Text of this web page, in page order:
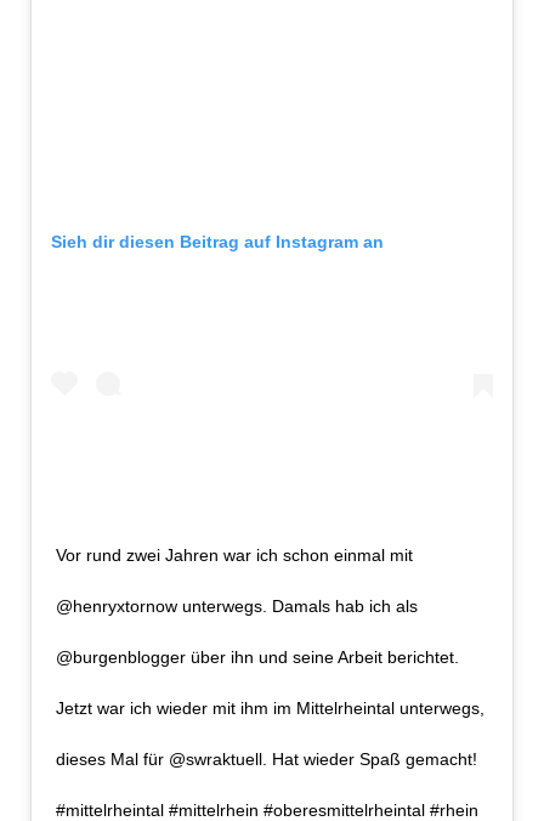
Sieh dir diesen Beitrag auf Instagram an
Vor rund zwei Jahren war ich schon einmal mit
@henryxtornow unterwegs. Damals hab ich als
@burgenblogger über ihn und seine Arbeit berichtet.
Jetzt war ich wieder mit ihm im Mittelrheintal unterwegs,
dieses Mal für @swraktuell. Hat wieder Spaß gemacht!
#mittelrheintal #mittelrhein #oberesmittelrheintal #rhein